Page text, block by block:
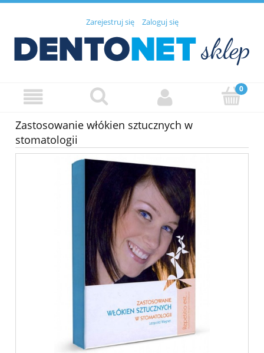
Zarejestruj się Zaloguj się
Zastosowanie włókien sztucznych w
stomatologii